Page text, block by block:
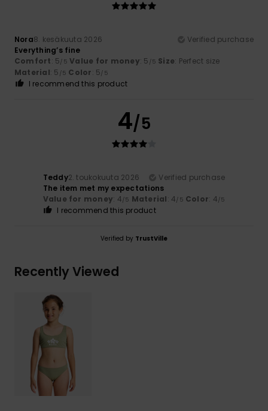
Nora8. kesäkuuta 2026
Verified purchase
Everything’s fine
Comfort: 5/5 Value for money: 5 /5 Size: Perfect size
Material: 5 /5 Color: 5/5
I recommend this product
4/5
Teddy2. toukokuuta 2026
Verified purchase
The item met my expectations
Value for money: 4/5 Material: 4/5 Color: 4/5
I recommend this product
Verified by TrustVille
Recently Viewed